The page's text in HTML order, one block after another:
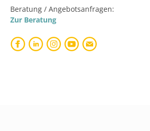
Beratung / Angebotsanfragen:
Zur Beratung